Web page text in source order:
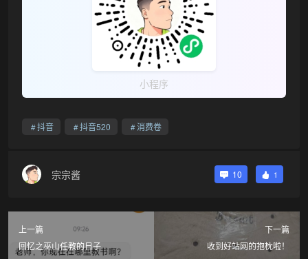
小程序
抖音 抖音520 消费卷
宗宗酱 10 1
上一篇
回忆之巫山任教的日子
下一篇
收到好站网的抱枕啦！